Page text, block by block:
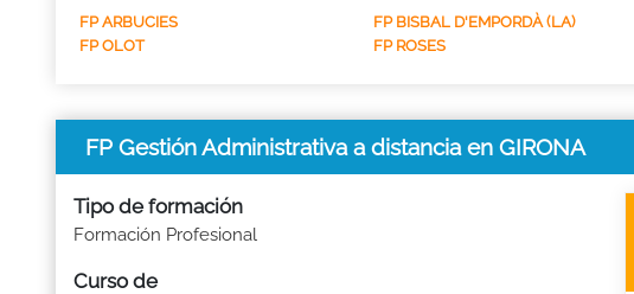
FP ARBUCIES FP BISBAL D'EMPORDÀ (LA)
FP OLOT
FP ROSES
FP Gestión Administrativa a distancia en GIRONA
Tipo de formación
Formación Profesional
Curso de